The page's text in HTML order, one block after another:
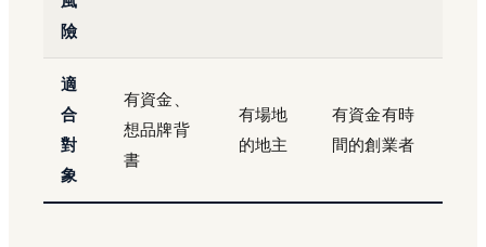
險
適
合
對
象
有資金、
想品牌背
書
有場地
的地主
有資金有時
間的創業者